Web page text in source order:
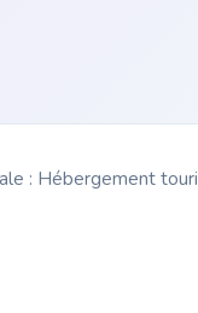
: Hébergement